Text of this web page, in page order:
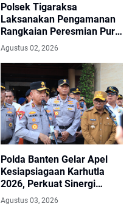
Polsek Tigaraksa
Laksanakan Pengamanan
Rangkaian Peresmian Pura
Parahyangan Agung
Bhuwana Raksati, Wujud
Sinergi Menjaga Kerukunan
Umat Beragama
Agustus 02, 2026
Polda Banten Gelar Apel
Kesiapsiagaan Karhutla
2026, Perkuat Sinergi
Antisipasi Bencana
Agustus 03, 2026